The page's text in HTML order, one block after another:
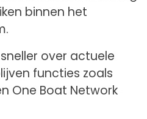
binnen het
over actuele
functies zoals
One Boat Network